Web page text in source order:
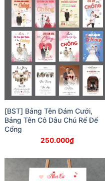
[BST] Bảng Tên Đám Cưới,
Bảng Tên Cô Dâu Chú Rể Để
Cổng
250.000₫